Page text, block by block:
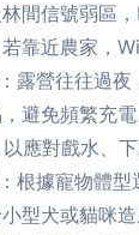
間信號弱區
靠近農家，
露營往往過夜
避免頻繁充
以應對戲水、
：根據寵物體
型犬或貓咪造